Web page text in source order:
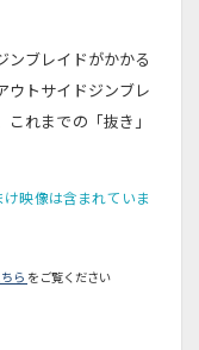
ンブレイドがかかる
ウトサイドジンブレ
れまでの「抜き」
映像は含まれていま
ら をご覧ください